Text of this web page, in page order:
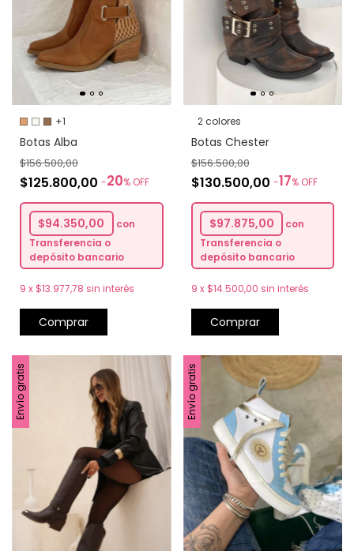
+1
Botas Alba
$125.800,00 -20% OFF
$156.500,00
$94.350,00
con
Transferencia o
depósito bancario
9 x $13.977,78 sin interés
Comprar
2 colores
Botas Chester
$130.500,00 -17% OFF
$156.500,00
$97.875,00
con
Transferencia o
depósito bancario
9 x $14.500,00 sin interés
Comprar
Envío gratis Envío gratis